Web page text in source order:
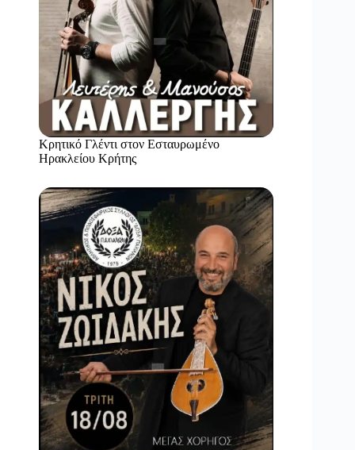
Κρητικό Γλέντι στον Εσταυρωμένο
Ηρακλείου Κρήτης